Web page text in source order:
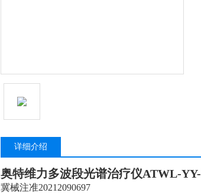
详细介绍
奥特维力多波段光谱治疗仪ATWL-YY-Ⅱ
冀械注准20212090697